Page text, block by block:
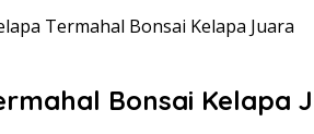
Termahal Bonsai Kelapa Juara
Bonsai Kelapa